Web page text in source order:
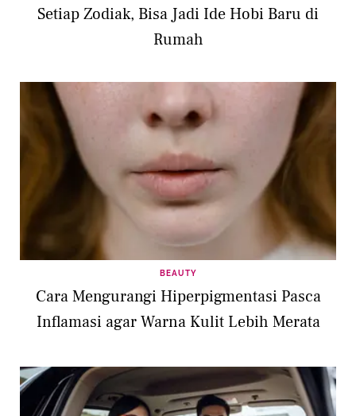
Setiap Zodiak, Bisa Jadi Ide Hobi Baru di
Rumah
BEAUTY
Cara Mengurangi Hiperpigmentasi Pasca
Inflamasi agar Warna Kulit Lebih Merata